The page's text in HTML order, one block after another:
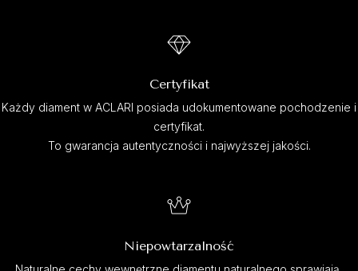
Certyfikat
Każdy diament w ACLARI posiada udokumentowane pochodzenie i
certyfikat.
To gwarancja autentyczności i najwyższej jakości.
Niepowtarzalność